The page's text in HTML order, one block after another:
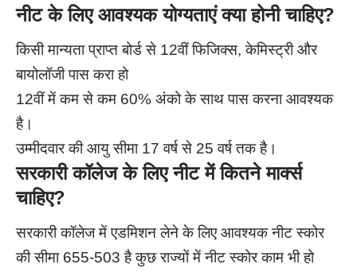
नीट के लिए आवश्यक योग्यताएं क्या होनी चाहिए?
किसी मान्यता प्राप्त बोर्ड से 12वीं फिजिक्स, केमिस्ट्री और
बायोलॉजी पास करा हो
12वीं में कम से कम 60% अंको के साथ पास करना आवश्यक
है।
उम्मीदवार की आयु सीमा 17 वर्ष से 25 वर्ष तक है।
सरकारी कॉलेज के लिए नीट में कितने मार्क्स
चाहिए?
सरकारी कॉलेज में एडमिशन लेने के लिए आवश्यक नीट स्कोर
की सीमा 655-503 हैकुछ राज्यों में नीट स्कोर काम भी हो